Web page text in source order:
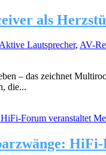
als
Lautsprecher, AV-
– das zeichnet
die...